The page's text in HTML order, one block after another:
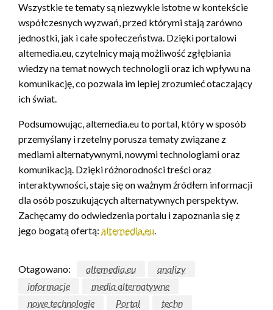
Wszystkie te tematy są niezwykle istotne w kontekście
współczesnych wyzwań, przed którymi stają zarówno
jednostki, jak i całe społeczeństwa. Dzięki portalowi
altemedia.eu, czytelnicy mają możliwość zgłębiania
wiedzy na temat nowych technologii oraz ich wpływu na
komunikację, co pozwala im lepiej zrozumieć otaczający
ich świat.
Podsumowując, altemedia.eu to portal, który w sposób
przemyślany i rzetelny porusza tematy związane z
mediami alternatywnymi, nowymi technologiami oraz
komunikacją. Dzięki różnorodności treści oraz
interaktywności, staje się on ważnym źródłem informacji
dla osób poszukujących alternatywnych perspektyw.
Zachęcamy do odwiedzenia portalu i zapoznania się z
jego bogatą ofertą: altemedia.eu.
Otagowano: altemedia.eu
analizy
informacje
media alternatywne
nowe technologie
Portal techn